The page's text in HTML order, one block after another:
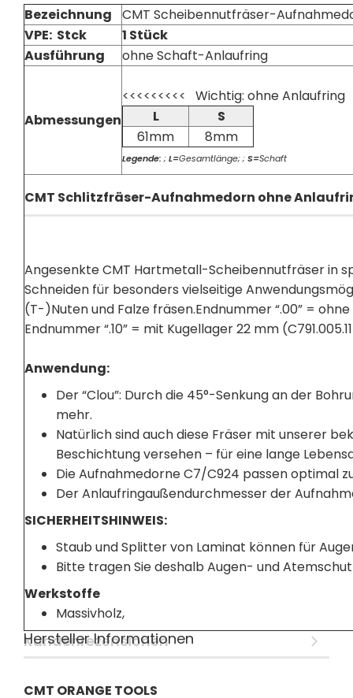
Bezeichnung
CMT Scheibennutfräser-
VPE: Stck
1 Stück
Ausführung
ohne Schaft-Anlaufring
Abmessungen
<<<<<<<<< Wichtig: ohne Anlaufring
L
S
61mm
8mm
Legende: ;L=Gesamtlänge; ;S=Schaft
CMT Schlitzfräser-Aufnahmedorn ohne
Angesenkte CMT Hartmetall-Scheibennutfräser in
Schneiden für besonders vielseitige
(T-)Nuten und Falze fräsen.Endnummer “.00” =
Endnummer “.10” = mit Kugellager 22 mm
Anwendung:
Der “Clou”: Durch die 45°-Senkung an der
mehr.
Natürlich sind auch diese Fräser mit unserer
Beschichtung versehen – für eine lange
Die Aufnahmedorne C7/C924 passen optimal
Der Anlaufringaußendurchmesser der
SICHERHEITSHINWEIS:
Staub und Splitter von Laminat können für
Bitte tragen Sie deshalb Augen- und
Werkstoffe
Massivholz,
Kundenrezensionen
Hersteller Informationen
CMT ORANGE TOOLS